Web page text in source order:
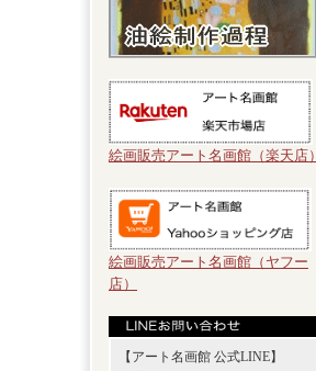
絵画販売アート名画館（楽天店）
絵画販売アート名画館（ヤフー
店）
【アート名画館 公式LINE】